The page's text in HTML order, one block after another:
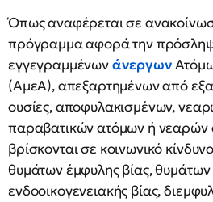
Όπως αναφέρεται σε
πρόγραμμα αφορά την
εγγεγραμμένωνάνεργων
(AμεΑ), απεξαρτημένων από
ουσίες, αποφυλακισμένων,
παραβατικών ατόμων ή νεαρών
βρίσκονται σε κοινωνικό
θυμάτων έμφυλης βίας, θυμάτων
ενδοοικογενειακής βίας,